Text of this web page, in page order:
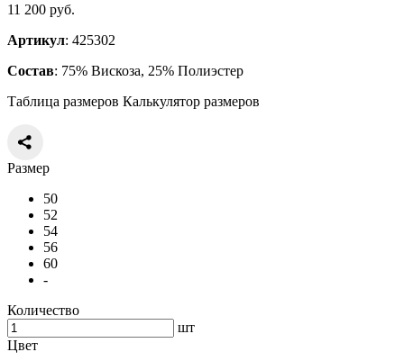
11 200 руб.
Артикул: 425302
Состав: 75% Вискоза, 25% Полиэстер
Таблица размеров Калькулятор размеров
Размер
50
52
54
56
60
-
Количество
шт
Цвет